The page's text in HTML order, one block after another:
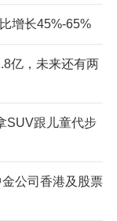
增长45%-65%
亿，未来还有两
SUV跟儿童代步
金公司香港及股票